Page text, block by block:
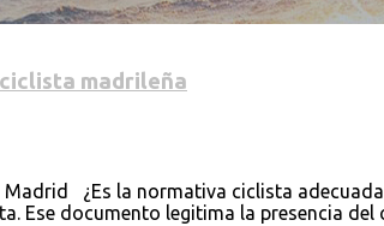
madrileña
¿Es la normativa ciclista
Ese documento legitima la presencia